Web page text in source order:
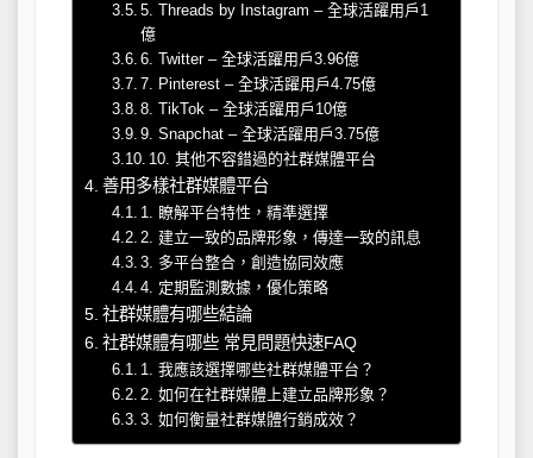
5. Threads by Instagram – 全球活躍用戶1
億
6. Twitter – 全球活躍用戶3.96億
7. Pinterest – 全球活躍用戶4.75億
8. TikTok – 全球活躍用戶10億
9. Snapchat – 全球活躍用戶3.75億
10. 其他不容錯過的社群媒體平台
善用多樣社群媒體平台
1. 瞭解平台特性，精準選擇
2. 建立一致的品牌形象，傳達一致的訊息
3. 多平台整合，創造協同效應
4. 定期監測數據，優化策略
社群媒體有哪些結論
社群媒體有哪些 常見問題快速FAQ
1. 我應該選擇哪些社群媒體平台？
2. 如何在社群媒體上建立品牌形象？
3. 如何衡量社群媒體行銷成效？